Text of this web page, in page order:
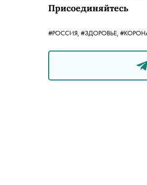
Присоединяйтесь
#РОССИЯ, #ЗДОРОВЬЕ,